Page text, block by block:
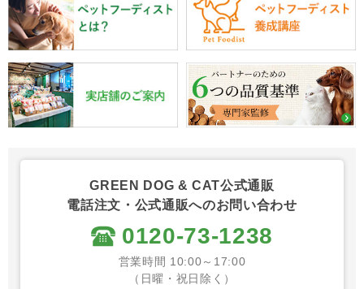
GREEN DOG & CAT公式通販
電話注文・公式通販へのお問い合わせ
0120-73-1238
営業時間 10:00～17:00
（日曜・祝日除く）